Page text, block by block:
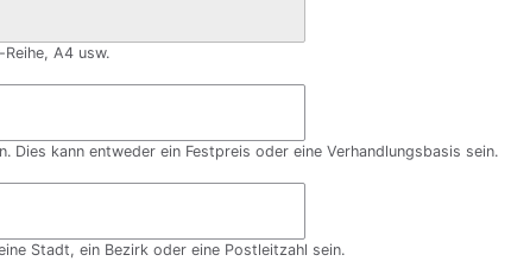
A4 usw.
Dies kann entweder ein Festpreis oder eine Verhandlungsbasis sein.
Stadt, ein Bezirk oder eine Postleitzahl sein.